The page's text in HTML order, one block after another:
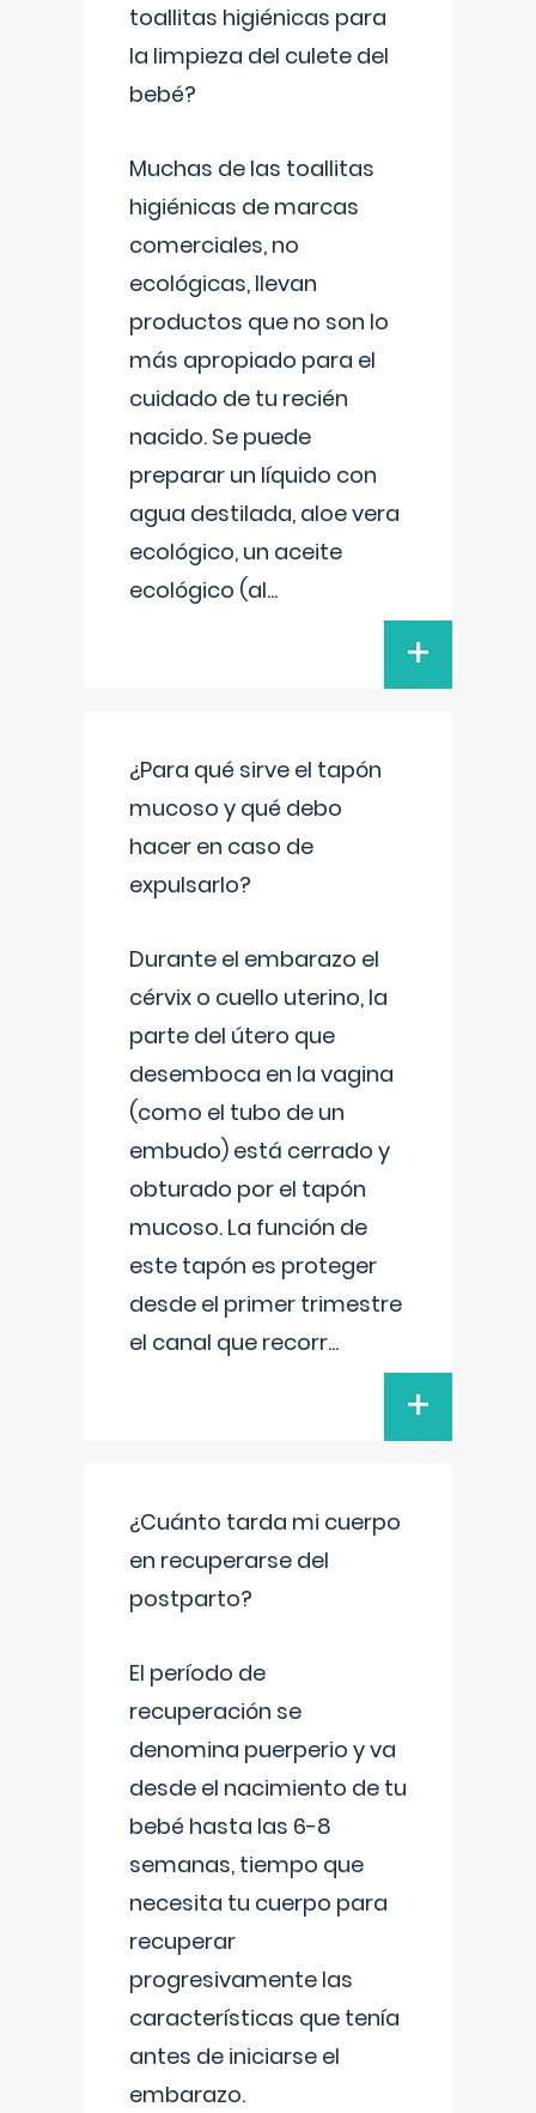
toallitas higiénicas para
la limpieza del culete del
bebé?
Muchas de las toallitas
higiénicas de marcas
comerciales, no
ecológicas, llevan
productos que no son lo
más apropiado para el
cuidado de tu recién
nacido. Se puede
preparar un líquido con
agua destilada, aloe vera
ecológico, un aceite
ecológico (al...
+
¿Para qué sirve el tapón
mucoso y qué debo
hacer en caso de
expulsarlo?
Durante el embarazo el
cérvix o cuello uterino, la
parte del útero que
desemboca en la vagina
(como el tubo de un
embudo) está cerrado y
obturado por el tapón
mucoso. La función de
este tapón es proteger
desde el primer trimestre
el canal que recorr...
+
¿Cuánto tarda mi cuerpo
en recuperarse del
postparto?
El período de
recuperación se
denomina puerperio y va
desde el nacimiento de tu
bebé hasta las 6-8
semanas, tiempo que
necesita tu cuerpo para
recuperar
progresivamente las
características que tenía
antes de iniciarse el
embarazo.